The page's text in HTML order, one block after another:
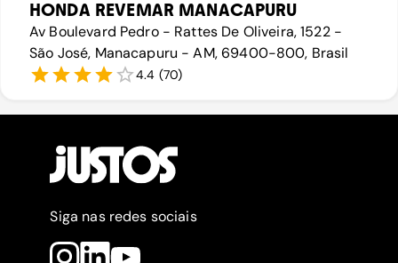
HONDA REVEMAR MANACAPURU
Av Boulevard Pedro - Rattes De Oliveira, 1522 -
São José, Manacapuru - AM, 69400-800, Brasil
4.4 (70)
Siga nas redes sociais